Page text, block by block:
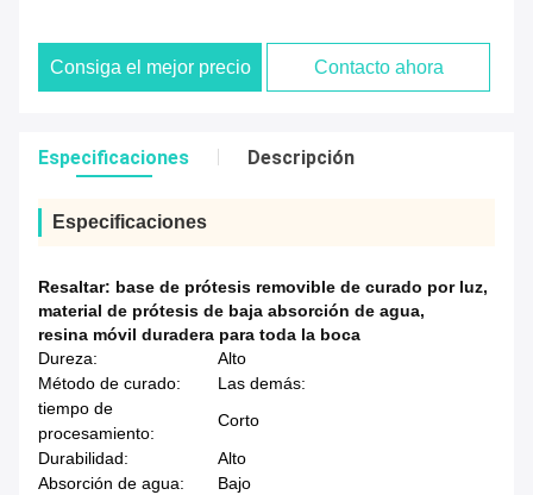
Consiga el mejor precio Contacto ahora
Especificaciones Descripción
Especificaciones
Resaltar: base de prótesis removible de curado por luz,
material de prótesis de baja absorción de agua,
resina móvil duradera para toda la boca
Dureza:
Alto
Método de curado:
Las demás:
tiempo de
procesamiento:
Corto
Durabilidad:
Alto
Absorción de agua:
Bajo